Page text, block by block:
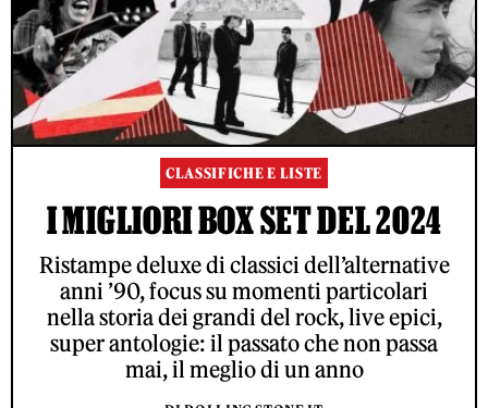
CLASSIFICHE E LISTE
I MIGLIORI BOX SET DEL 2024
Ristampe deluxe di classici dell’alternative
anni ’90, focus su momenti particolari
nella storia dei grandi del rock, live epici,
super antologie: il passato che non passa
mai, il meglio di un anno